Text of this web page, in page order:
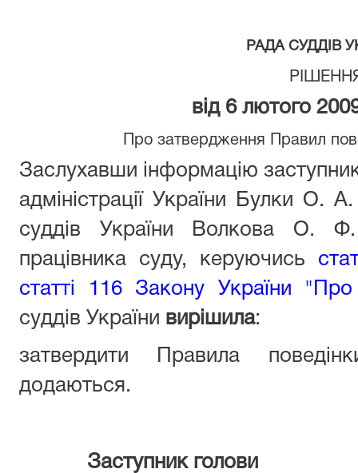
РАДА СУДДІВ
від 6 лютого
Про затвердження Правил
Заслухавши інформацію
адміністрації України Булки О.
суддів України Волкова О.
працівника суду, керуючись
статті 116 Закону України "Про
суддів України вирішила:
затвердити Правила
додаються.
Заступник голови